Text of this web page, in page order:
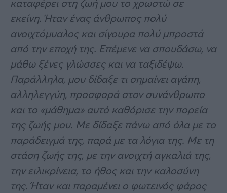
εκείνη. Ήταν ένας άνθρωπος πολύ
ανοιχτόμυαλος και σίγουρα πολύ μπροστά
από την εποχή της. Επέμενε να σπουδάσω, να
μάθω ξένες γλώσσες και να ταξιδέψω.
Παράλληλα, μου δίδαξε τι σημαίνει αγάπη,
αλληλεγγύη, προσφορά στον συνάνθρωπο
και το «μάθημα» αυτό καθόρισε την πορεία
της ζωής μου. Με δίδαξε πάνω από όλα με το
παράδειγμά της, παρά με τα λόγια της. Με τη
στάση ζωής της, με την ανοιχτή αγκαλιά της,
την ειλικρίνεια, το ήθος και την καλοσύνη
της. Ήταν και παραμένει ο φωτεινός φάρος